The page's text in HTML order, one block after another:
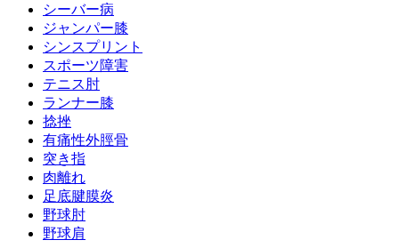
シーバー病
ジャンパー膝
シンスプリント
スポーツ障害
テニス肘
ランナー膝
捻挫
有痛性外脛骨
突き指
肉離れ
足底腱膜炎
野球肘
野球肩